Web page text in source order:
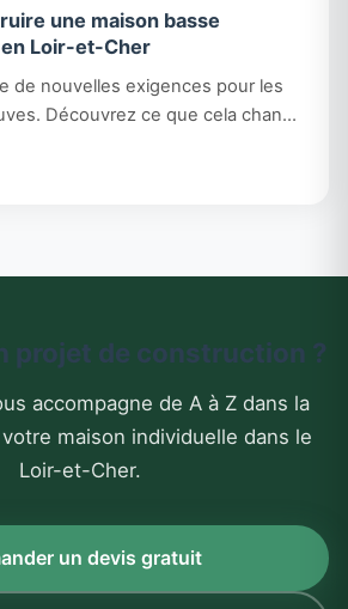
une maison basse
Loir-et-Cher
de nouvelles exigences pour les
Découvrez ce que cela change
projet de construction ?
accompagne de A à Z dans la
maison individuelle dans le
Loir-et-Cher.
un devis gratuit